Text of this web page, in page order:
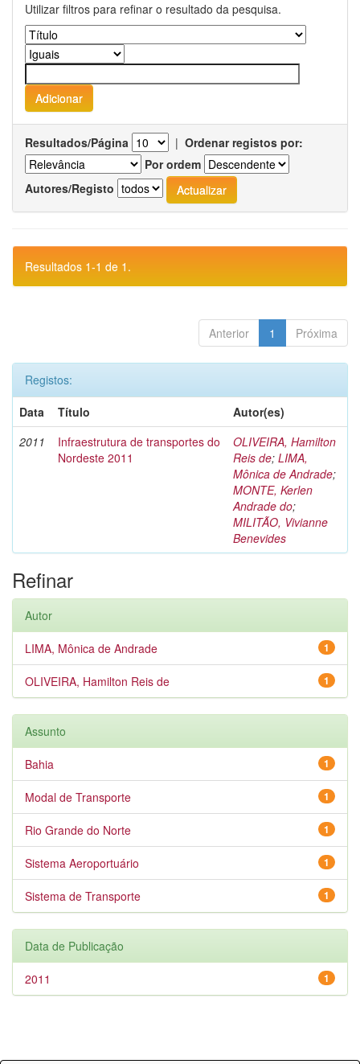
Utilizar filtros para refinar o resultado da pesquisa.
Resultados/Página | Ordenar registos por:
Por ordem
Autores/Registo
Resultados 1-1 de 1.
Anterior 1 Próxima
Registos:
Data
Título
Autor(es)
2011
Infraestrutura de transportes do
Nordeste 2011
OLIVEIRA, Hamilton
Reis de; LIMA,
Mônica de Andrade;
MONTE, Kerlen
Andrade do;
MILITÃO, Vivianne
Benevides
Refinar
Autor
1
LIMA, Mônica de Andrade
1
OLIVEIRA, Hamilton Reis de
Assunto
1
Bahia
1
Modal de Transporte
1
Rio Grande do Norte
1
Sistema Aeroportuário
1
Sistema de Transporte
Data de Publicação
1
2011